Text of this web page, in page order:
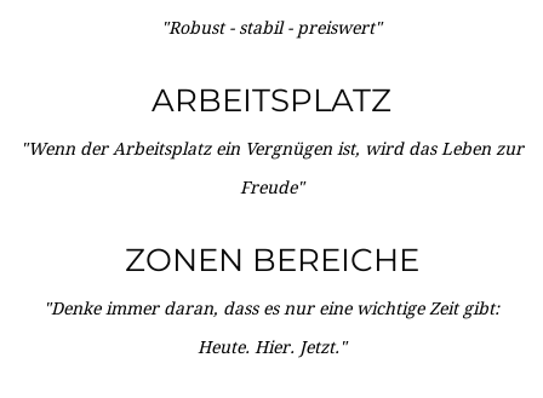
"Robust - stabil - preiswert"
ARBEITSPLATZ
"Wenn der Arbeitsplatz ein Vergnügen ist, wird das Leben zur
Freude"
ZONEN BEREICHE
"Denke immer daran, dass es nur eine wichtige Zeit gibt:
Heute. Hier. Jetzt."